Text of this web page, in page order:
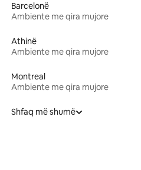
Barcelonë
Ambiente me qira mujore
Athinë
Ambiente me qira mujore
Montreal
Ambiente me qira mujore
Shfaq më shumë